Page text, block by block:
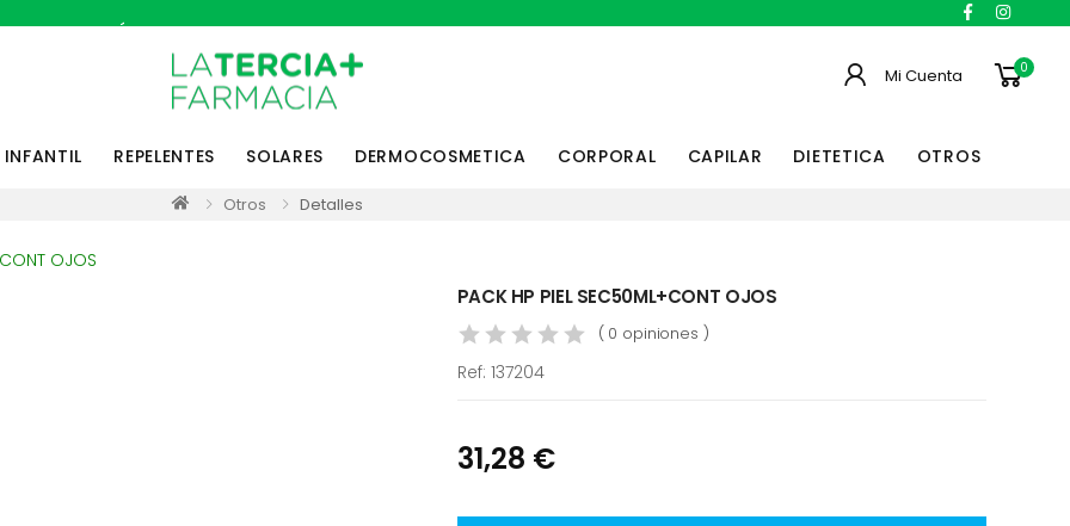
Mi Cuenta 0
INFANTIL REPELENTES SOLARES DERMOCOSMETICA CORPORAL CAPILAR DIETETICA OTROS
Otros Detalles
PACK HP PIEL SEC50ML+CONT OJOS
( 0 opiniones )
Ref: 137204
31,28 €